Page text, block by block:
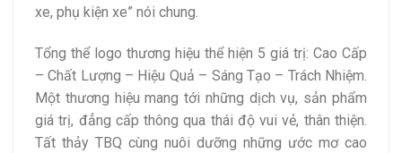
xe, phụ kiện xe” nói chung.
Tổng thể logo thương hiệu thể hiện 5 giá trị: Cao Cấp
– Chất Lượng – Hiệu Quả – Sáng Tạo – Trách Nhiệm.
Một thương hiệu mang tới những dịch vụ, sản phẩm
giá trị, đẳng cấp thông qua thái độ vui vẻ, thân thiện.
Tất thảy TBQ cùng nuôi dưỡng những ước mơ cao